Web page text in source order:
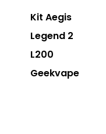
Kit Aegis
Legend 2
L200
Geekvape